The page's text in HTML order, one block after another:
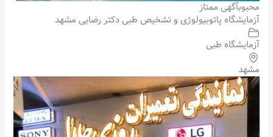
محبوبآگهی ممتاز
آزمایشگاه پاتوبیولوژی و تشخیص طبی دکتر رضایی مشهد
آزمایشگاه طبی
مشهد